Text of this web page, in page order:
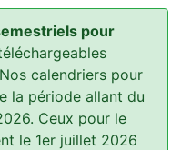
pour
calendriers pour
la période allant du
Ceux pour le
le 1er juillet 2026